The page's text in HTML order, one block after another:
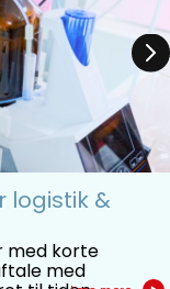
logistik &
med korte
med